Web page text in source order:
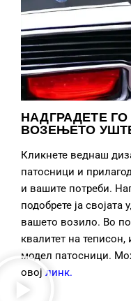
НАДГРАДЕТЕ
ВОЗЕЊЕТО
Кликнете веднаш
патосници и
и вашите потреби.
подобрете ја својата
вашето возило. Во
квалитет на теписон,
модел патосници.
овој линк.